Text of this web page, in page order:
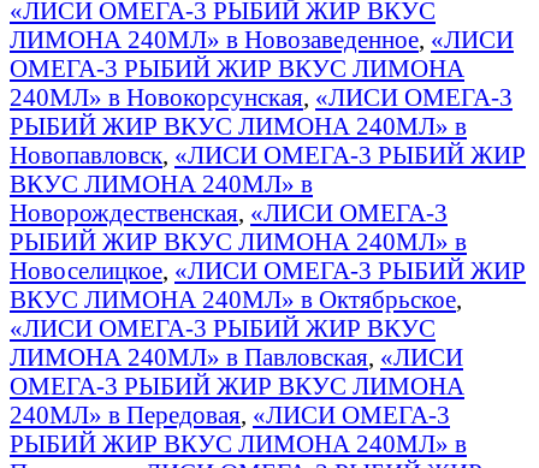
«ЛИСИ ОМЕГА-3 РЫБИЙ ЖИР ВКУС
ЛИМОНА 240МЛ» в Новозаведенное, «ЛИСИ
ОМЕГА-3 РЫБИЙ ЖИР ВКУС ЛИМОНА
240МЛ» в Новокорсунская, «ЛИСИ ОМЕГА-3
РЫБИЙ ЖИР ВКУС ЛИМОНА 240МЛ» в
Новопавловск, «ЛИСИ ОМЕГА-3 РЫБИЙ ЖИР
ВКУС ЛИМОНА 240МЛ» в
Новорождественская, «ЛИСИ ОМЕГА-3
РЫБИЙ ЖИР ВКУС ЛИМОНА 240МЛ» в
Новоселицкое, «ЛИСИ ОМЕГА-3 РЫБИЙ ЖИР
ВКУС ЛИМОНА 240МЛ» в Октябрьское,
«ЛИСИ ОМЕГА-3 РЫБИЙ ЖИР ВКУС
ЛИМОНА 240МЛ» в Павловская, «ЛИСИ
ОМЕГА-3 РЫБИЙ ЖИР ВКУС ЛИМОНА
240МЛ» в Передовая, «ЛИСИ ОМЕГА-3
РЫБИЙ ЖИР ВКУС ЛИМОНА 240МЛ» в